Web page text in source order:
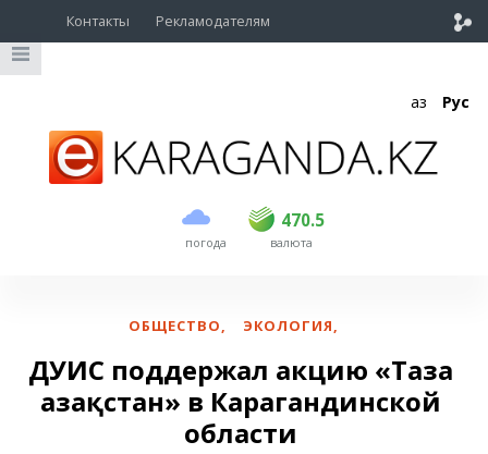
Контакты Рекламодателям
Қаз Рус
погода
470.5
USD 469 470.5
EUR валюта
ОБЩЕСТВО, ЭКОЛОГИЯ,
ДУИС поддержал акцию «Таза
Қазақстан» в Карагандинской
области